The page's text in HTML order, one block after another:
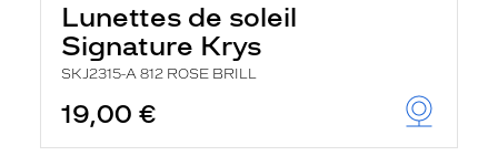
Lunettes de soleil
Signature Krys
SKJ2315-A 812 ROSE BRILL
19,00 €